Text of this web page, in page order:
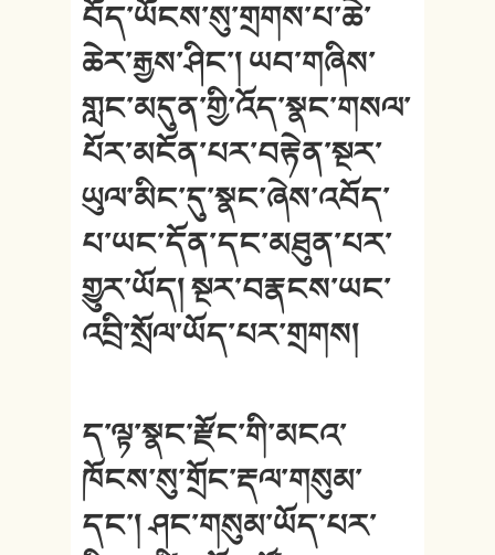
བོད་ཡོངས་སུ་གྲགས་པ་ཆེ་
ཆེར་རྒྱས་ཤིང་། ཡབ་གཞིས་
གླང་མདུན་གྱི་འོད་སྣང་གསལ་
པོར་མངོན་པར་བརྟེན་སྔར་
ཡུལ་མིང་དུ་སྣང་ཞེས་འབོད་
པ་ཡང་དོན་དང་མཐུན་པར་
གྱུར་ཡོད། སྔར་བརྣངས་ཡང་
འབྲི་སྲོལ་ཡོད་པར་གྲགས།
ད་ལྟ་སྣང་རྫོང་གི་མངའ་
ཁོངས་སུ་གྲོང་རྡལ་གསུམ་
དང་། ཤང་གསུམ་ཡོད་པར་